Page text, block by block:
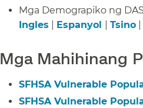
Mga Demograpiko ng
Ingles
Espanyol Tsino
Mga Mahihinang
SFHSA Vulnerable
SFHSA Vulnerable